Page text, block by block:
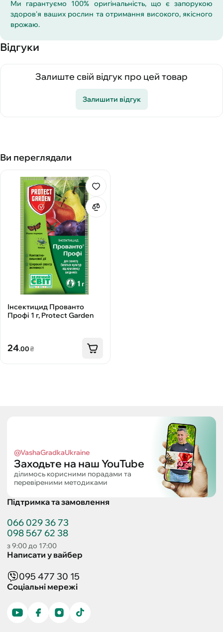
Ми гарантуємо 100% оригінальність, що є запорукою
здоров'я ваших рослин та отримання високого, якісного
врожаю.
Відгуки
Залиште свій відгук про цей товар
Залишити відгук
Ви переглядали
Інсектицид Прованто
Профі 1 г, Protect Garden
24.00₴
@VashaGradkaUkraine
Заходьте на наш YouTube
ділимось корисними порадами та
перевіреними методиками
Підтримка та замовлення
066 029 36 73
098 567 62 38
з 9:00 до 17:00
Написати у вайбер
095 477 30 15
Соціальні мережі